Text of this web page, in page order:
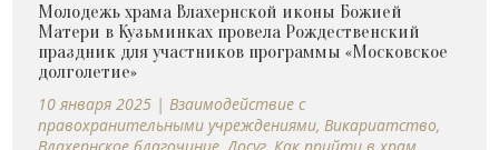
Молодежь храма Влахернской иконы Божией
Матери в Кузьминках провела Рождественский
праздник для участников программы «Московское
долголетие»
10 января 2025 |Взаимодействие с
правохранительными учреждениями,Викариатство,